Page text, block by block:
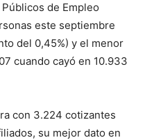
de Empleo
este septiembre
del 0,45%) y el menor
cuando cayó en 10.933
con 3.224 cotizantes
su mejor dato en